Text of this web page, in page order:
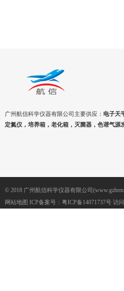
广州航信科学仪器有限公司主要供应： 电子天
定氮仪，培养箱，老化箱，灭菌器，色谱气源
© 2018 广州航信科学仪器有限公司
网站地图 ICP备案号： 粤ICP备14071737号 访